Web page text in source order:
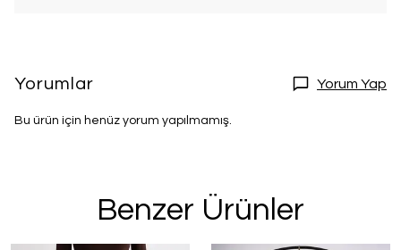
Yorumlar Yorum Yap
Bu ürün için henüz yorum yapılmamış.
Benzer Ürünler